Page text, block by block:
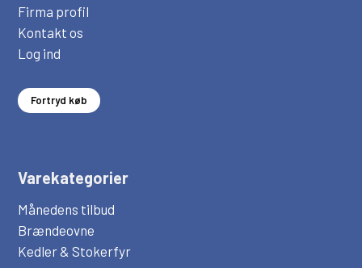
Firma profil
Kontakt os
Log ind
Fortryd køb
Varekategorier
Månedens tilbud
Brændeovne
Kedler & Stokerfyr